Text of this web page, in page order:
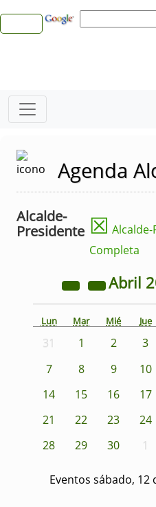
Agenda
Alcalde-
Presidente ☒
Completa
Abril
Lun Mar Mié Jue
31 1 2 3
7
8 9 10
14
15 16 17
21
22 23 24
28
29 30 1
Eventos sábado, 12